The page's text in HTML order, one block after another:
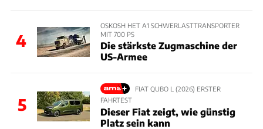
4
OSKOSH HET A1 SCHWERLASTTRANSPORTER
MIT 700 PS
Die stärkste Zugmaschine der
US-Armee
5
FIAT QUBO L (2026) ERSTER
FAHRTEST
Dieser Fiat zeigt, wie günstig
Platz sein kann